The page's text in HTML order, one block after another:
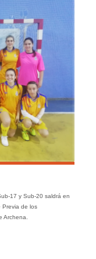
17 y Sub-20 saldrá en
Previa de los
Archena.